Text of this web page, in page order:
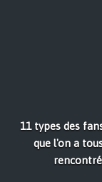
11 types des
que l'on a